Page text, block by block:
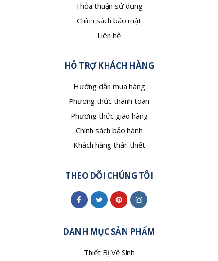
Thỏa thuận sử dụng
Chính sách bảo mật
Liên hệ
HỖ TRỢ KHÁCH HÀNG
Hướng dẫn mua hàng
Phương thức thanh toán
Phương thức giao hàng
Chính sách bảo hành
Khách hàng thân thiết
THEO DÕI CHÚNG TÔI
DANH MỤC SẢN PHẨM
Thiết Bị Vệ Sinh